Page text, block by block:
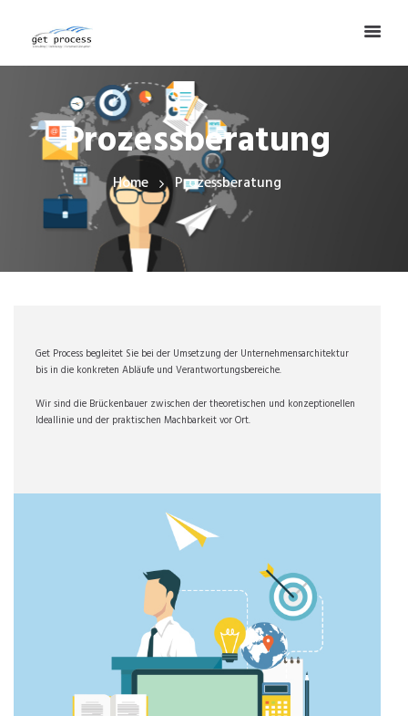
Prozessberatung
Home Prozessberatung
Get Process begleitet Sie bei der Umsetzung der Unternehmensarchitektur
bis in die konkreten Abläufe und Verantwortungsbereiche.
Wir sind die Brückenbauer zwischen der theoretischen und konzeptionellen
Ideallinie und der praktischen Machbarkeit vor Ort.